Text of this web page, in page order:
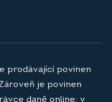
prodávající povinen
je povinen
daně online; v